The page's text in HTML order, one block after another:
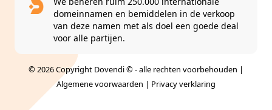
domeinnamen en bemiddelen in de verkoop
van deze namen met als doel een goede deal
voor alle partijen.
© 2026 Copyright Dovendi © - alle rechten voorbehouden |
Algemene voorwaarden | Privacy verklaring